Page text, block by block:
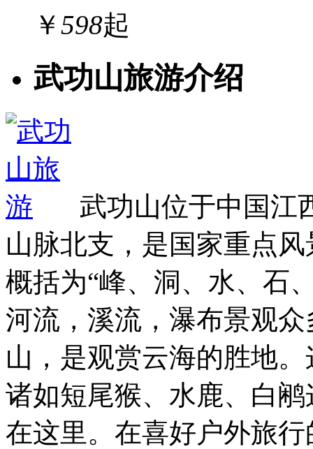
￥598起
武功山旅游介绍
武功山位于中国江
山脉北支，是国家重点
概括为“峰、洞、水、石
河流，溪流，瀑布景观
山，是观赏云海的胜地
诸如短尾猴、水鹿、白
在这里。在喜好户外旅